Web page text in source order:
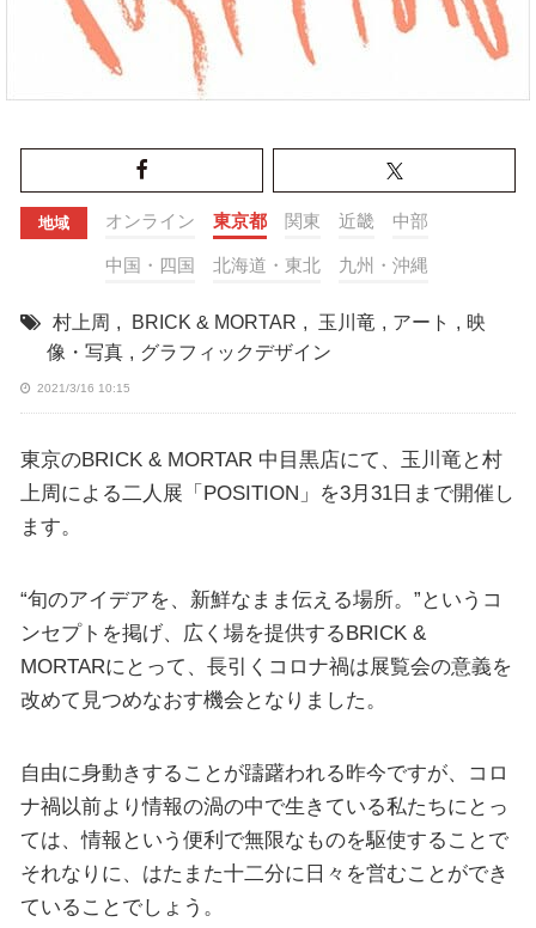
地域 オンライン 東京都 関東 近畿 中部
中国・四国 北海道・東北 九州・沖縄
村上周 , BRICK & MORTAR , 玉川竜 , アート , 映
像・写真 , グラフィックデザイン
2021/3/16 10:15
東京のBRICK & MORTAR 中目黒店にて、玉川竜と村
上周による二人展「POSITION」を3月31日まで開催し
ます。
“旬のアイデアを、新鮮なまま伝える場所。”というコ
ンセプトを掲げ、広く場を提供するBRICK &
MORTARにとって、長引くコロナ禍は展覧会の意義を
改めて見つめなおす機会となりました。
自由に身動きすることが躊躇われる昨今ですが、コロ
ナ禍以前より情報の渦の中で生きている私たちにとっ
ては、情報という便利で無限なものを駆使することで
それなりに、はたまた十二分に日々を営むことができ
ていることでしょう。